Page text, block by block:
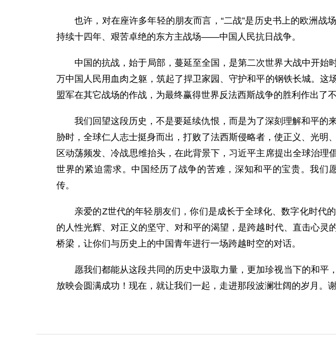
也许，对在座许多年轻的朋友而言，“二战”是历史书上的欧洲
持续十四年、艰苦卓绝的东方主战场——中国人民抗日战争。
中国的抗战，始于局部，蔓延至全国，是第二次世界大战中开
万中国人民用血肉之躯，筑起了捍卫家园、守护和平的钢铁长城。
盟军在其它战场的作战，为最终赢得世界反法西斯战争的胜利作出了
我们回望这段历史，不是要延续仇恨，而是为了深刻理解和平
胁时，全球仁人志士挺身而出，打败了法西斯侵略者，使正义、光
区动荡频发、冷战思维抬头，在此背景下，习近平主席提出全球治
世界的紧迫需求。中国经历了战争的苦难，深知和平的宝贵。我
传。
亲爱的Z世代的年轻朋友们，你们是成长于全球化、数字化时代
的人性光辉、对正义的坚守、对和平的渴望，是跨越时代、直击心
桥梁，让你们与历史上的中国青年进行一场跨越时空的对话。
愿我们都能从这段共同的历史中汲取力量，更加珍视当下的和
放映会圆满成功！现在，就让我们一起，走进那段波澜壮阔的岁月。谢